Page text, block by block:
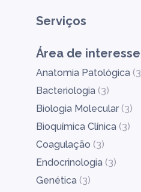
Serviços
Área de interesse
Anatomia Patológica (3
Bacteriologia (3)
Biologia Molecular (3)
Bioquímica Clínica (3)
Coagulação (3)
Endocrinologia (3)
Genética (3)